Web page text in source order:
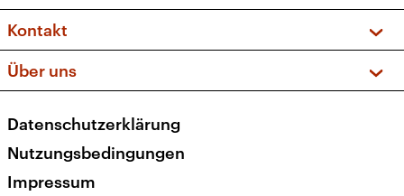
Kakadu – Das Kinderprogramm
Frequenzen (UKW + DAB+)
FAQ
Apps
Newsletter
Kontakt
Social Media
Über uns
Presse
Karriere
Transparenz
Datenschutzerklärung
Nutzungsbedingungen
Impressum